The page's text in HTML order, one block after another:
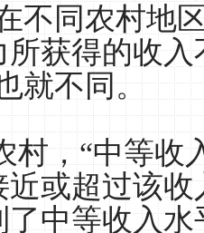
不同农村地
所获得的收
就不同。
村，“中等收
近或超过该
了中等收入